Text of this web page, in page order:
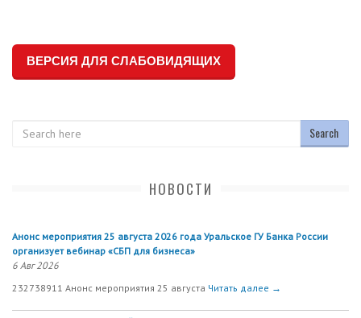
ВЕРСИЯ ДЛЯ СЛАБОВИДЯЩИХ
НОВОСТИ
Анонс мероприятия 25 августа 2026 года Уральское ГУ Банка России
организует вебинар «СБП для бизнеса»
6 Авг 2026
232738911 Анонс мероприятия 25 августа Читать далее →